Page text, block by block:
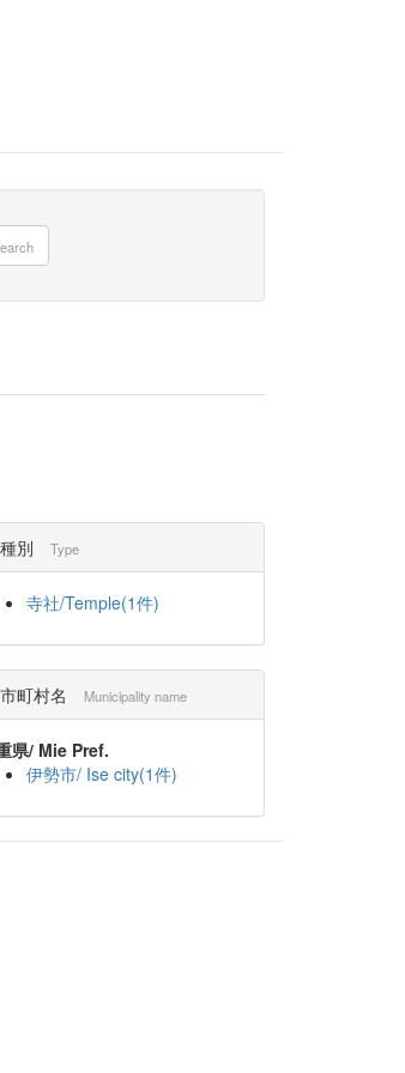
種別 Type
寺社/Temple(1件)
市町村名 Municipality name
県/ Mie Pref.
伊勢市/ Ise city(1件)